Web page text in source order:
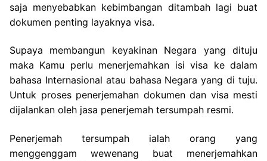
saja menyebabkan kebimbangan ditambah lagi buat
dokumen penting layaknya visa.
Supaya membangun keyakinan Negara yang dituju
maka Kamu perlu menerjemahkan isi visa ke dalam
bahasa Internasional atau bahasa Negara yang di tuju.
Untuk proses penerjemahan dokumen dan visa mesti
dijalankan oleh jasa penerjemah tersumpah resmi.
Penerjemah tersumpah ialah orang yang
menggenggam wewenang buat menerjemahkan